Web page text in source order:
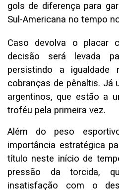
gols de diferença para
Sul-Americana no tempo
Caso devolva o placar
decisão será levada
persistindo a igualdade
cobranças de pênaltis. Já
argentinos, que estão a
troféu pela primeira vez.
Além do peso
importância estratégica
título neste início de
pressão da torcida,
insatisfação com o